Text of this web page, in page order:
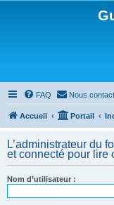
FAQ Nous
Accueil Portail
L’administrateur du
et connecté pour lire
Nom d’utilisateur :